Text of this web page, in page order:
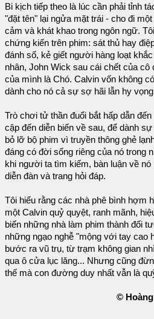
Bi kịch tiếp theo là lúc cần phải tỉnh
"đặt tên" lại ngửa mặt trái - cho đi
cảm và khát khao trong ngôn ngữ.
chứng kiến trên phim: sát thủ hay
đánh số, kẻ giết người hàng loạt
nhân, John Wick sau cái chết của cô
của mình là Chó. Calvin vốn không
dành cho nó cả sự sợ hãi lẫn hy
Trò chơi tử thần đuổi bắt hấp dẫn
cập đến diễn biến về sau, để dành
bỏ lỡ bộ phim vì truyền thông ghẻ
đáng có đời sống riêng của nó trong
khi người ta tìm kiếm, bàn luận về nó
diễn đàn và trang hỏi đáp.
Tôi hiểu rằng các nhà phê bình hợm
một Calvin quỷ quyệt, ranh mãnh,
biến những nhà làm phim thành đối
những ngạo nghễ "mộng với tay cao
bước ra vũ trụ, từ trạm không gian
qua ô cửa lục lăng... Nhưng cũng
thế mà con đường duy nhất vẫn là
©